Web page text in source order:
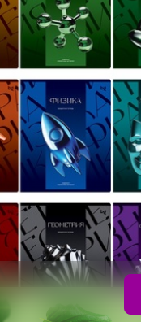
условиями
в
,
,